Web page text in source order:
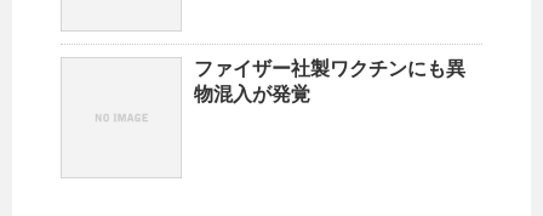
ファイザー社製ワクチンにも異
物混入が発覚